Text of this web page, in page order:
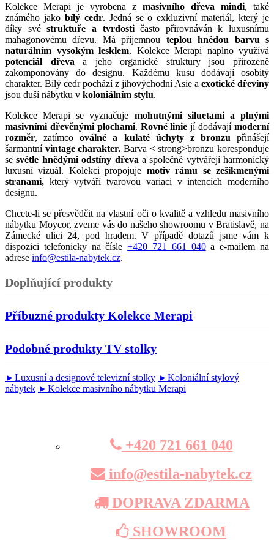
Kolekce Merapi je vyrobena z masivního dřeva mindi, také
známého jako bílý cedr. Jedná se o exkluzivní materiál, který je
díky svéstruktuře a tvrdostičasto přirovnáván k luxusnímu
mahagonovému dřevu. Má příjemnou teplou hnědou barvu s
naturálním vysokým lesklem. Kolekce Merapi naplno využívá
potenciál dřeva a jeho organické struktury jsou přirozeně
zakomponovány do designu. Každému kusu dodávají osobitý
charakter. Bílý cedr pochází z jihovýchodní Asie a exotické dřeviny
jsou duší nábytku v koloniálním stylu.
Kolekce Merapi se vyznačuje mohutnými siluetami a plnými
masivními dřevěnými plochami. Rovné linie jí dodávajímoderní
rozměr, zatímcooválné a kulaté úchyty z bronzu přinášejí
šarmantní vintage charakter. Barva < strong>bronzu koresponduje
sesvětle hnědými odstíny dřeva a společně vytvářejí harmonický
luxusní vizuál. Kolekci propojuje motiv rámu se zešikmenými
stranami, který vytváří tvarovou variaci v intencích moderního
designu.
Chcete-li se přesvědčit na vlastní oči o kvalitě a vzhledu masivního
nábytku Moycor, zveme vás do našeho showroomu v Bratislavě, na
Zámecké ulici 24, pod hradem. V případě dotazů jsme vám k
dispozici telefonicky na čísle+420 721 661 040a e-mailem na
adrese info@estila-nabytek.cz.
Doplňující produkty
Příbuzné produkty Kolekce Merapi
Podobné produkty TV stolky
►Luxusní a designové televizní stolky ►Koloniální stylový
nábytek ►Kolekce masivního nábytku Merapi
+420 721 661 040
info@estila-nabytek.cz
DOPRAVA ZDARMA
SHOWROOM